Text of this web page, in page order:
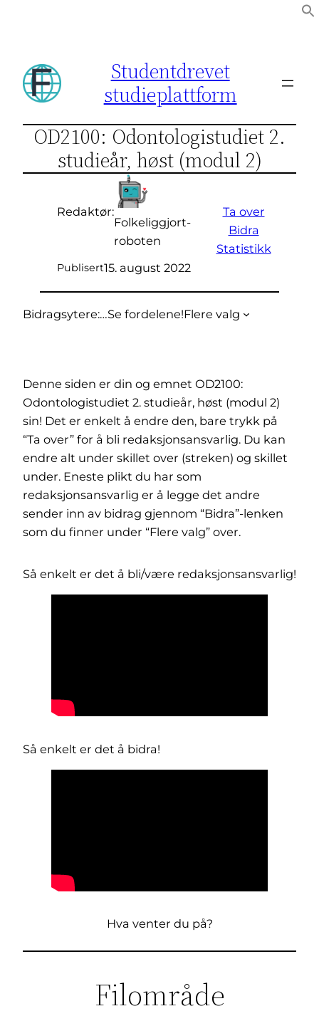
Studentdrevet
studieplattform
OD2100: Odontologistudiet 2.
studieår, høst (modul 2)
Redaktør:
Folkeliggjort-
roboten
Publisert15. august 2022
Ta over
Bidra
Statistikk
Bidragsytere:…Se fordelene!Flere valg
Denne siden er din og emnet OD2100:
Odontologistudiet 2. studieår, høst (modul 2)
sin! Det er enkelt å endre den, bare trykk på
“Ta over” for å bli redaksjonsansvarlig. Du kan
endre alt under skillet over (streken) og skillet
under. Eneste plikt du har som
redaksjonsansvarlig er å legge det andre
sender inn av bidrag gjennom “Bidra”-lenken
som du finner under “Flere valg” over.
Så enkelt er det å bli/være redaksjonsansvarlig!
Så enkelt er det å bidra!
Hva venter du på?
Filområde